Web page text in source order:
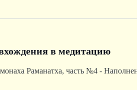
в медитацию
Раманатха, часть №4 -